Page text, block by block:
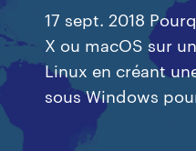
17 sept. 2018
X ou macOS sur
Linux en créant
sous Windows